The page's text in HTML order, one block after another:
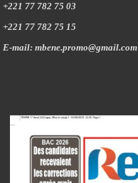
+221 77 782 75 03
+221 77 782 75 15
E-mail: mbene.promo@gmail.com